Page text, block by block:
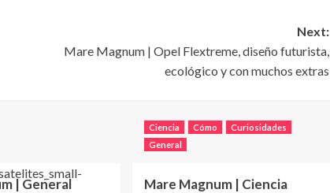
Next:
Mare Magnum | Opel Flextreme, diseño futurista,
ecológico y con muchos extras
| General
Ciencia Cómo
Curiosidades
General
Mare Magnum | Ciencia